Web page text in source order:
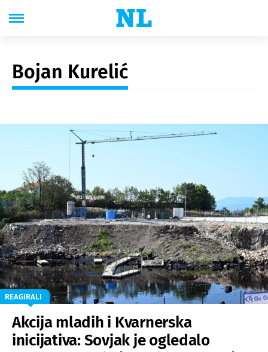
Bojan Kurelić
REAGIRALI
Akcija mladih i Kvarnerska
inicijativa: Sovjak je ogledalo